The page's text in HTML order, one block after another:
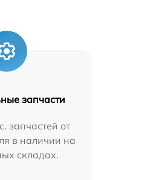
запчасти
запчастей от
в наличии на
складах.